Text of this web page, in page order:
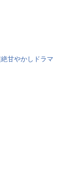
甘やかしドラマ